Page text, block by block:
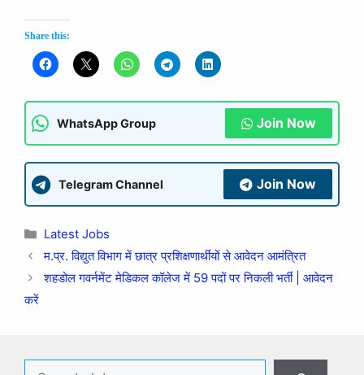
Share this:
WhatsApp Group Join Now
Telegram Channel Join Now
Latest Jobs
म.प्र. विद्युत विभाग में छात्र प्रशिक्षणार्थीयों से आवेदन आमंत्रित
शहडोल गवर्नमेंट मेडिकल कॉलेज में 59 पदों पर निकली भर्ती | आवेदन
करें